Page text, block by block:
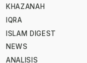
KHAZANAH
IQRA
ISLAM DIGEST
NEWS
ANALISIS